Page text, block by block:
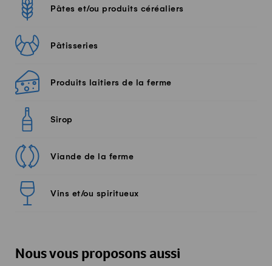
Pâtes et/ou produits céréaliers
Pâtisseries
Produits laitiers de la ferme
Sirop
Viande de la ferme
Vins et/ou spiritueux
Nous vous proposons aussi